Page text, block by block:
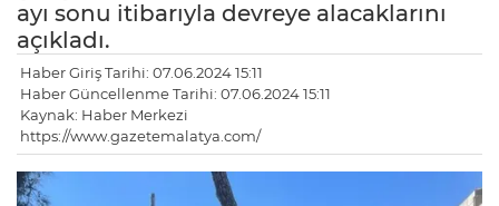
ayı sonu itibarıyla devreye alacaklarını
açıkladı.
Haber Giriş Tarihi: 07.06.2024 15:11
Haber Güncellenme Tarihi: 07.06.2024 15:11
Kaynak: Haber Merkezi
https://www.gazetemalatya.com/